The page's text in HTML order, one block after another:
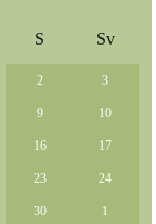
S Sv
2 3
9 10
16 17
23 24
30 1